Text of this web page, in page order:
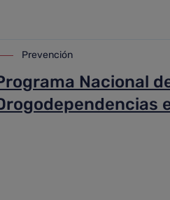
Prevención
Nacional